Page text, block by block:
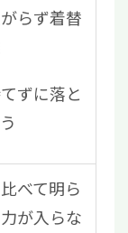
らず着替
ずに落と
べて明ら
が入らな